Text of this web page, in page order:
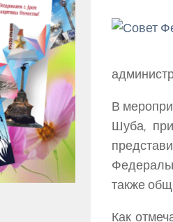
В
Шуба,
также
Как